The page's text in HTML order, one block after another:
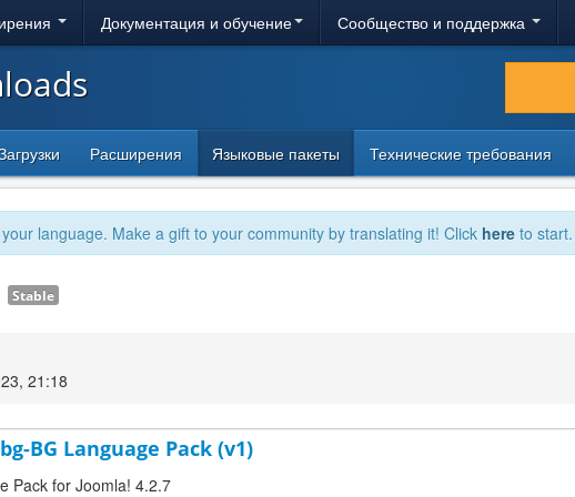
Документация и обучение Сообщество и поддержка
Расширения Языковые пакеты Технические требования
language. Make a gift to your community by translating it! Click here to start.
Stable
21:18
BG Language Pack (v1)
Pack for Joomla! 4.2.7